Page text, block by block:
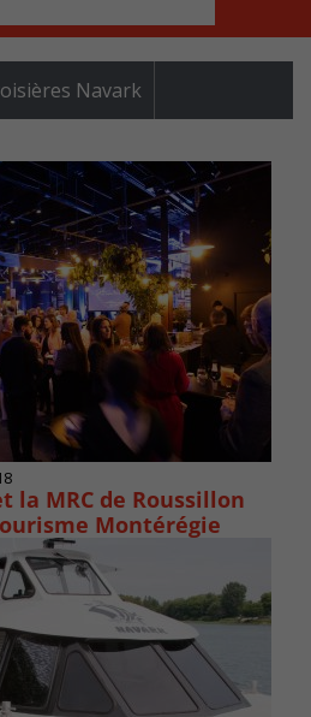
Navark
la MRC de Roussillon
Montérégie